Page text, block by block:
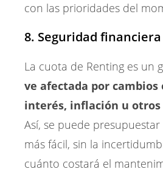
con las prioridades del
8. Seguridad financiera
La cuota de Renting es un
ve afectada por cambios
interés, inflación u
Así, se puede
más fácil, sin la
cuánto costará el